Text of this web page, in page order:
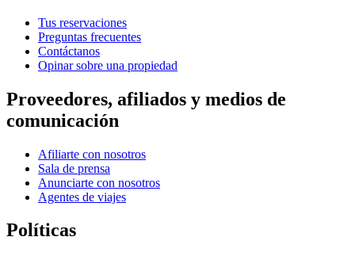
Tus reservaciones
Preguntas frecuentes
Contáctanos
Opinar sobre una propiedad
Proveedores, afiliados y medios de
comunicación
Afiliarte con nosotros
Sala de prensa
Anunciarte con nosotros
Agentes de viajes
Políticas